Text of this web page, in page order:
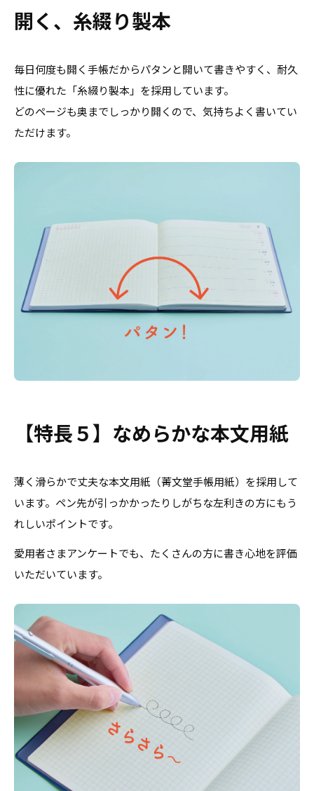
開く、糸綴り製本
毎日何度も開く手帳だからパタンと開いて書きやすく、耐久
性に優れた「糸綴り製本」を採用しています。
どのページも奥までしっかり開くので、気持ちよく書いてい
ただけます。
【特長５】なめらかな本文用紙
薄く滑らかで丈夫な本文用紙（菁文堂手帳用紙）を採用して
います。ペン先が引っかかったりしがちな左利きの方にもう
れしいポイントです。
愛用者さまアンケートでも、たくさんの方に書き心地を評価
いただいています。